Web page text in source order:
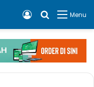
Menu
Cari apa,
Log In